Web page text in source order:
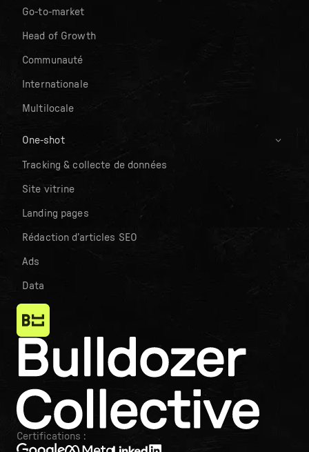
Go-to-market
Head of Growth
Communauté
Internationale
Multilocale
One-shot
Tracking & collecte de données
Site vitrine
Landing pages
Rédaction d’articles SEO
Ads
Data
Certifications :